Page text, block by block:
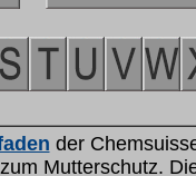
der Chems
Mutterschutz.